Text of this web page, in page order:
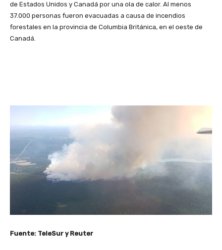
de Estados Unidos y Canadá por una ola de calor. Al menos
37.000 personas fueron evacuadas a causa de incendios
forestales en la provincia de Columbia Británica, en el oeste de
Canadá.
Fuente: TeleSur y Reuter